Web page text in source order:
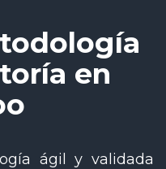
en
ágil y validada